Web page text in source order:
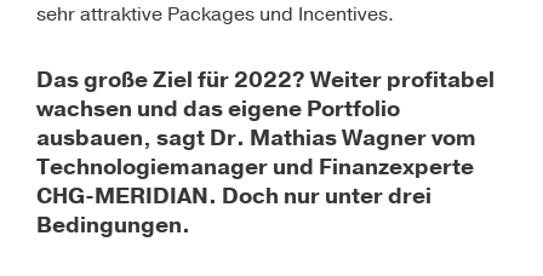
sehr attraktive Packages und Incentives.
Das große Ziel für 2022? Weiter profitabel
wachsen und das eigene Portfolio
ausbauen, sagt Dr. Mathias Wagner vom
Technologiemanager und Finanzexperte
CHG-MERIDIAN. Doch nur unter drei
Bedingungen.